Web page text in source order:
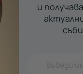
и